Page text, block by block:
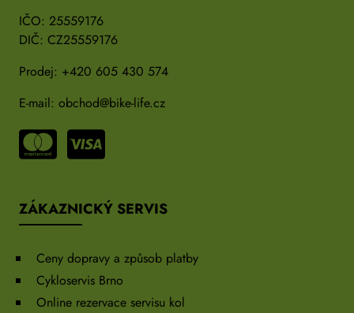
IČO: 25559176
DIČ: CZ25559176
Prodej: +420 605 430 574
E-mail: obchod@bike-life.cz
ZÁKAZNICKÝ SERVIS
Ceny dopravy a způsob platby
Cykloservis Brno
Online rezervace servisu kol